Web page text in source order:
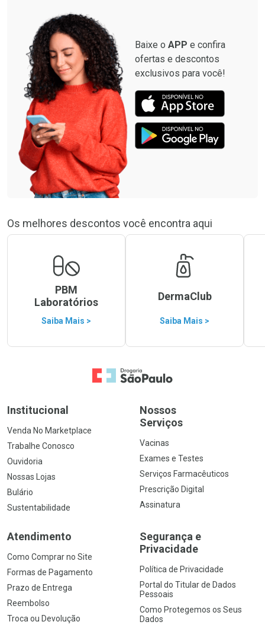
Baixe o APP e confira
ofertas e descontos
exclusivos para você!
Os melhores descontos você encontra aqui
PBM
Laboratórios
Saiba Mais >
DermaClub
Saiba Mais >
Ir para a Home
Institucional
Venda No Marketplace
Trabalhe Conosco
Ouvidoria
Nossas Lojas
Bulário
Sustentabilidade
Nossos
Serviços
Vacinas
Exames e Testes
Serviços Farmacêuticos
Prescrição Digital
Assinatura
Atendimento
Como Comprar no Site
Formas de Pagamento
Prazo de Entrega
Reembolso
Troca ou Devolução
Segurança e
Privacidade
Política de Privacidade
Portal do Titular de Dados
Pessoais
Como Protegemos os Seus
Dados